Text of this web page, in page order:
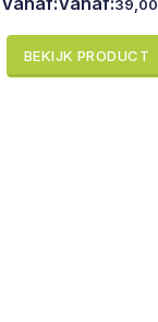
39,00
BEKIJK PRODUCT